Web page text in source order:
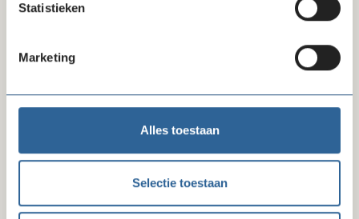
Statistieken
Marketing
Alles toestaan
Selectie toestaan
Tussenvoegsels
Achternaam
Organisatie